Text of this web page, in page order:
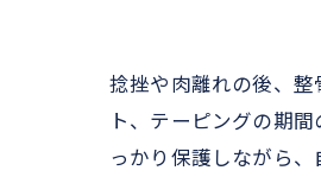
捻挫や肉離れの後、
ト、テーピングの期
っかり保護しながら